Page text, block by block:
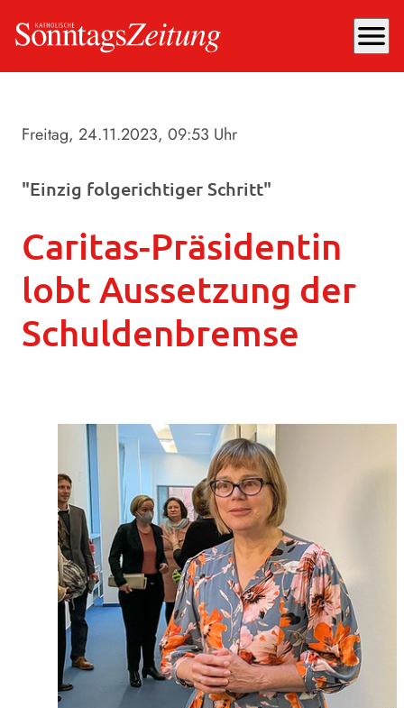
menu
Freitag, 24.11.2023, 09:53 Uhr
"Einzig folgerichtiger Schritt"
Caritas-Präsidentin
lobt Aussetzung der
Schuldenbremse